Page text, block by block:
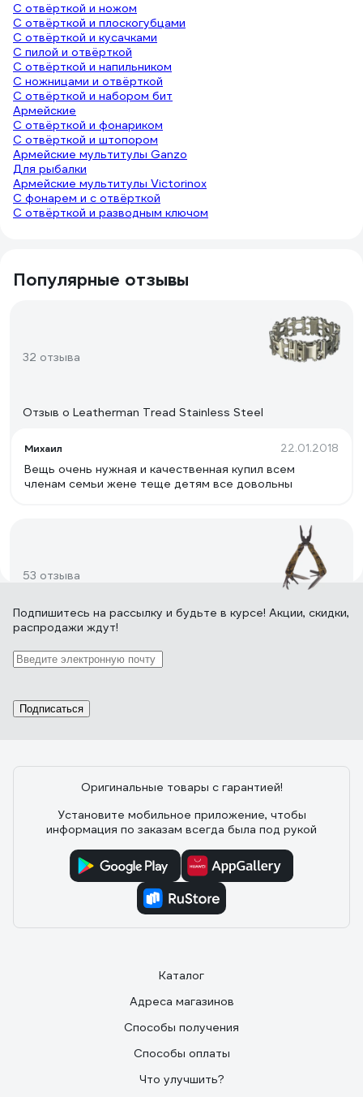
С отвёрткой и ножом
С отвёрткой и плоскогубцами
С отвёрткой и кусачками
С пилой и отвёрткой
С отвёрткой и напильником
С ножницами и отвёрткой
С отвёрткой и набором бит
Армейские
С отвёрткой и фонариком
С отвёрткой и штопором
Армейские мультитулы Ganzo
Для рыбалки
Армейские мультитулы Victorinox
С фонарем и с отвёрткой
С отвёрткой и разводным ключом
Популярные отзывы
32 отзыва
Отзыв о Leatherman Tread Stainless Steel
Михаил 22.01.2018
Вещь очень нужная и качественная купил всем
членам семьи жене теще детям все довольны
53 отзыва
Отзыв о Ganzo G2016-P
Виктория М.
Отзыв о Ganzo G301-H
Вызывает доверие, что и подтвердилось
эксплуатацией в несколько месяцев. Удобная вещица
301-Н в подарок, сам владею 302-В.
Подпишитесь на рассылку и будьте в курсе! Акции, скидки,
распродажи ждут!
Подписаться
Оригинальные товары с гарантией!
Установите мобильное приложение, чтобы
информация по заказам всегда была под рукой
Каталог
Адреса магазинов
Способы получения
Способы оплаты
Что улучшить?